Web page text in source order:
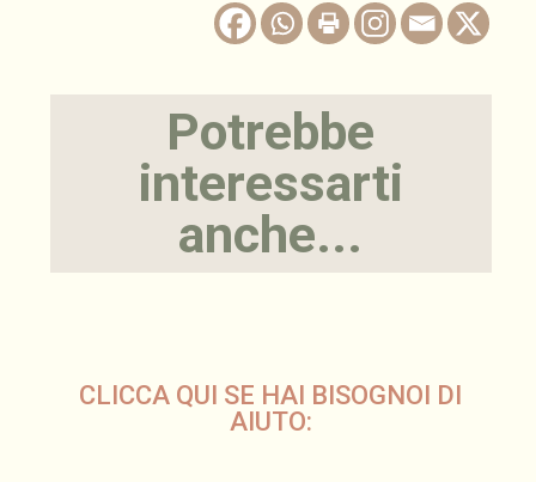
Potrebbe
interessarti
anche...
CLICCA QUI SE HAI BISOGNOI DI
AIUTO: